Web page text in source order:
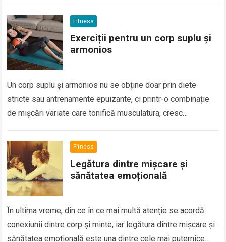
Fitness
Exerciții pentru un corp suplu și
armonios
Un corp suplu și armonios nu se obține doar prin diete
stricte sau antrenamente epuizante, ci printr-o combinație
de mișcări variate care tonifică musculatura, cresc
Fitness
Legătura dintre mișcare și
sănătatea emoțională
În ultima vreme, din ce în ce mai multă atenție se acordă
conexiunii dintre corp și minte, iar legătura dintre mișcare și
sănătatea emoțională este una dintre cele mai puternice…